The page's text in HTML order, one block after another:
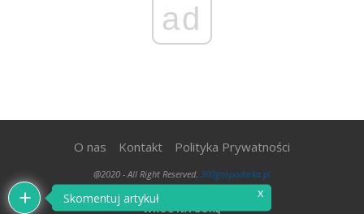
ad
O nas Kontakt Polityka Prywatności
@2020 - All Right Reserved. 300gospodarka.pl
WRÓĆ NA GÓRĘ
Skomentuj artykuł x